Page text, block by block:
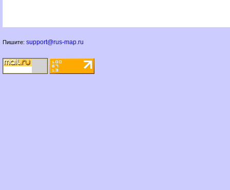
Пишите: support@rus-map.ru